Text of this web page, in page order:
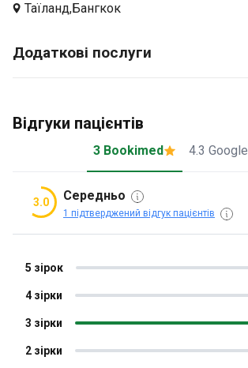
Таїланд,Бангкок
Додаткові послуги
Відгуки пацієнтів
3 Bookimed 4.3 Google
3.0 Середньо
1 підтверджений відгук пацієнтів
2 зірки
3 зірки
4 зірки
5 зірок